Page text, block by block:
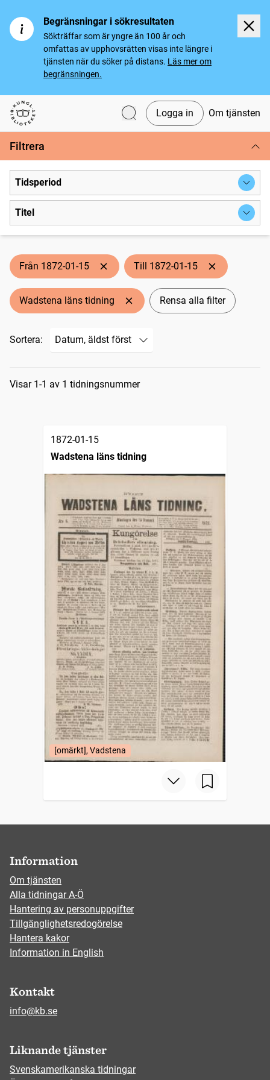
Begränsningar i sökresultaten
Sökträffar som är yngre än 100 år och
omfattas av upphovsrätten visas inte längre i
tjänsten när du söker på distans. Läs mer om
begränsningen.
Svenska tidningar
Logga in Om tjänsten
Filtrera
Tidsperiod
Titel
Från 1872-01-15 Till 1872-01-15
Wadstena läns tidning Rensa alla filter
Sortera:
Sökresultat
Visar 1-1 av 1 tidningsnummer
1872-01-15
Wadstena läns tidning
[omärkt], Vadstena
Information
Om tjänsten
Alla tidningar A-Ö
Hantering av personuppgifter
Tillgänglighetsredogörelse
Hantera kakor
Information in English
Kontakt
info@kb.se
Liknande tjänster
Svenskamerikanska tidningar